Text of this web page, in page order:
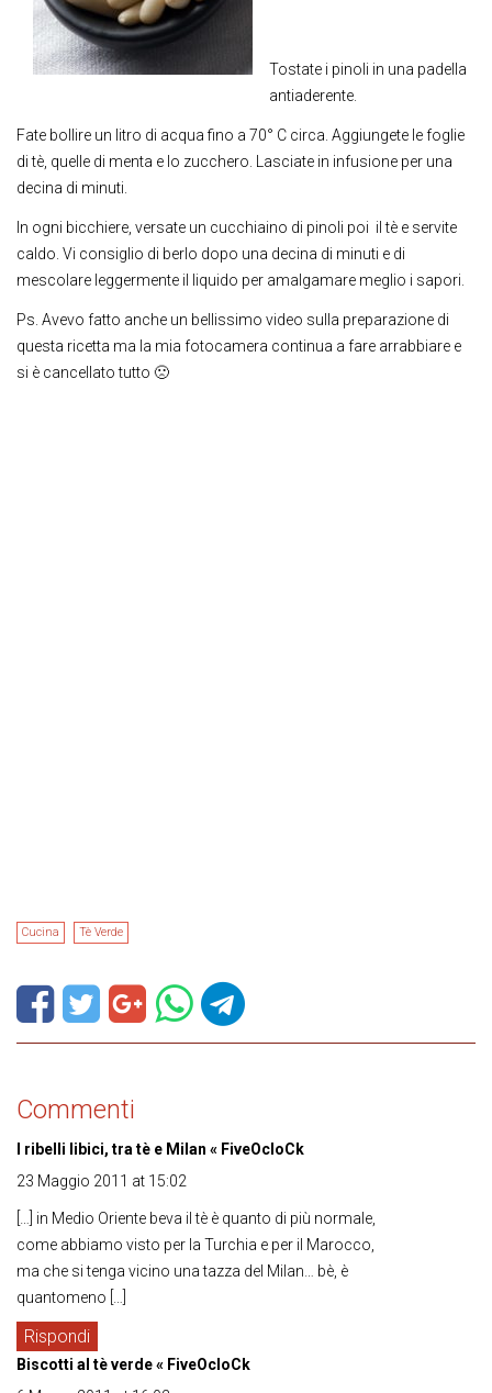
Tostate i pinoli in una padella
antiaderente.
Fate bollire un litro di acqua fino a 70° C circa. Aggiungete le foglie
di tè, quelle di menta e lo zucchero. Lasciate in infusione per una
decina di minuti.
In ogni bicchiere, versate un cucchiaino di pinoli poi il tè e servite
caldo. Vi consiglio di berlo dopo una decina di minuti e di
mescolare leggermente il liquido per amalgamare meglio i sapori.
Ps. Avevo fatto anche un bellissimo video sulla preparazione di
questa ricetta ma la mia fotocamera continua a fare arrabbiare e
si è cancellato tutto 🙁
Cucina Tè Verde
Commenti
I ribelli libici, tra tè e Milan « FiveOcloCk
23 Maggio 2011 at 15:02
[…] in Medio Oriente beva il tè è quanto di più normale,
come abbiamo visto per la Turchia e per il Marocco,
ma che si tenga vicino una tazza del Milan… bè, è
quantomeno […]
Rispondi
Biscotti al tè verde « FiveOcloCk